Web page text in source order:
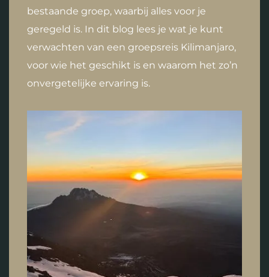
bestaande groep, waarbij alles voor je
geregeld is. In dit blog lees je wat je kunt
verwachten van een groepsreis Kilimanjaro,
voor wie het geschikt is en waarom het zo’n
onvergetelijke ervaring is.